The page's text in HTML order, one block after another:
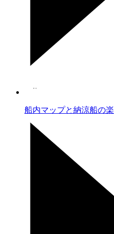
船内マップと納涼船の